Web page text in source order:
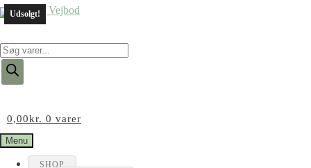
Products
search
0,00kr. 0 varer
Menu
SHOP
Udsolgt!